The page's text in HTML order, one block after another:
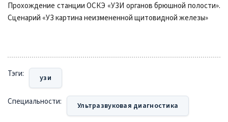
Прохождение станции ОСКЭ «УЗИ органов брюшной полости».
Сценарий «УЗ картина неизмененной щитовидной железы»
Тэги: узи
Специальности: Ультразвуковая диагностика